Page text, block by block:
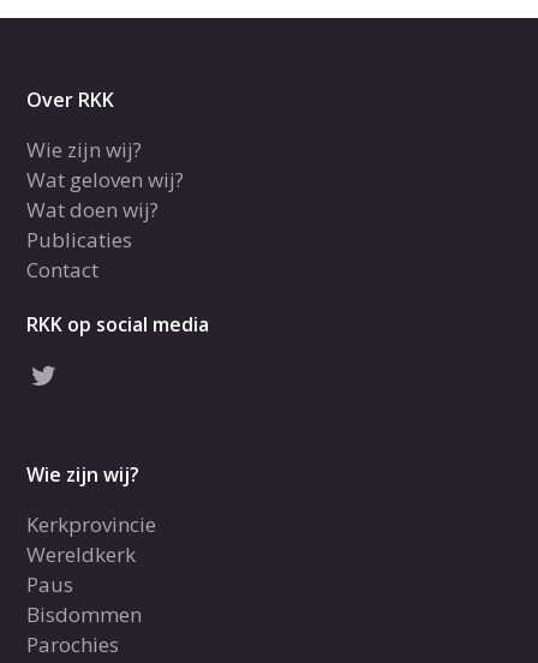
Over RKK
Wie zijn wij?
Wat geloven wij?
Wat doen wij?
Publicaties
Contact
RKK op social media
Wie zijn wij?
Kerkprovincie
Wereldkerk
Paus
Bisdommen
Parochies